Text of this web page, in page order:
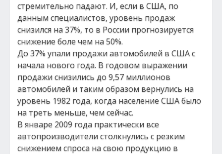
стремительно падают. И, если в США, по
данным специалистов, уровень продаж
снизился на 37%, то в России прогнозируется
снижение боле чем на 50%.
До 37% упали продажи автомобилей в США с
начала нового года. В годовом выражении
продажи снизились до 9,57 миллионов
автомобилей и таким образом вернулись на
уровень 1982 года, когда население США было
на треть меньше, чем сейчас.
В январе 2009 года практически все
автопроизводители столкнулись с резким
снижением спроса на свою продукцию в